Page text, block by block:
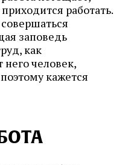
работать.
заповедь
как
него человек,
кажется